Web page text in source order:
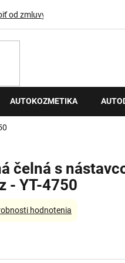
od zmluvy
AUTOKOZMETIKA
čelná s
- YT-4750
hodnotenia